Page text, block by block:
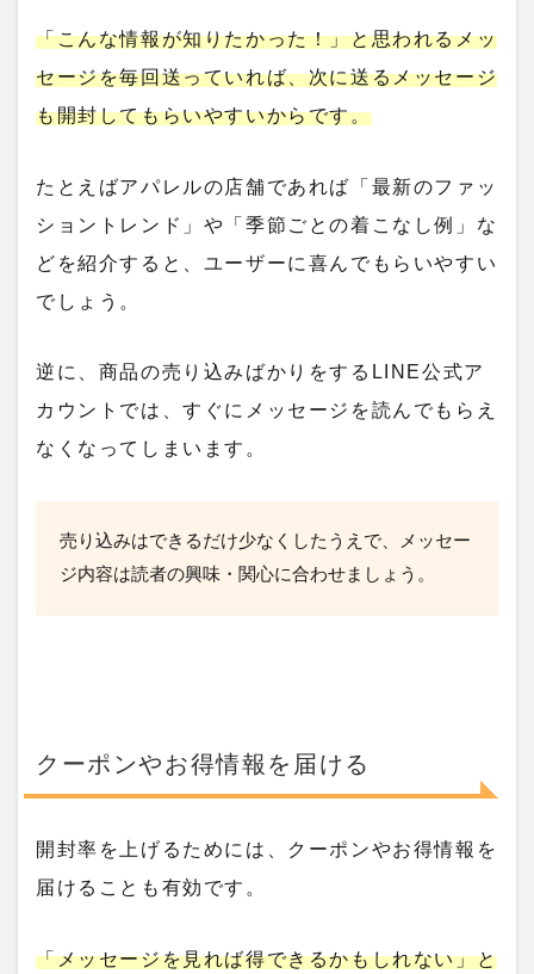
「こんな情報が知りたかった！」と思われるメッ
セージを毎回送っていれば、次に送るメッセージ
も開封してもらいやすいからです。
たとえばアパレルの店舗であれば「最新のファッ
ショントレンド」や「季節ごとの着こなし例」な
どを紹介すると、ユーザーに喜んでもらいやすい
でしょう。
逆に、商品の売り込みばかりをするLINE公式ア
カウントでは、すぐにメッセージを読んでもらえ
なくなってしまいます。
売り込みはできるだけ少なくしたうえで、メッセー
ジ内容は読者の興味・関心に合わせましょう。
クーポンやお得情報を届ける
開封率を上げるためには、クーポンやお得情報を
届けることも有効です。
「メッセージを見れば得できるかもしれない」と